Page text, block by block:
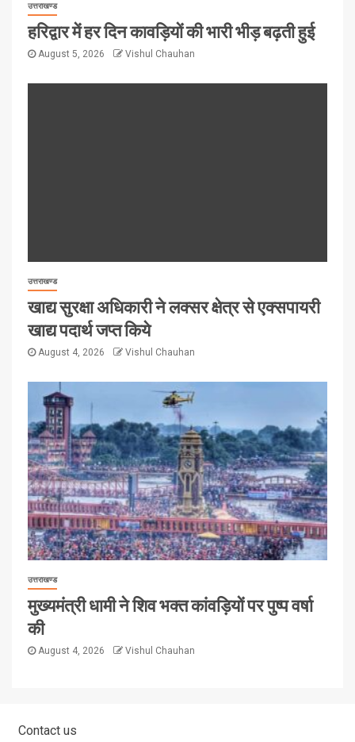
उत्तराखण्ड
हरिद्वार में हर दिन कावड़ियों की भारी भीड़ बढ़ती हुई
August 5, 2026 Vishul Chauhan
उत्तराखण्ड
खाद्य सुरक्षा अधिकारी ने लक्सर क्षेत्र से एक्सपायरी
खाद्य पदार्थ जप्त किये
August 4, 2026 Vishul Chauhan
उत्तराखण्ड
मुख्यमंत्री धामी ने शिव भक्त कांवड़ियों पर पुष्प वर्षा
की
August 4, 2026 Vishul Chauhan
Contact us